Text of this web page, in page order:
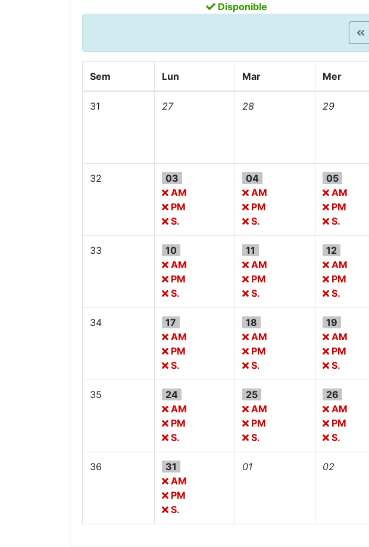
Disponible
Sem Lun Mar Mer
31 27 28 29
32
03
AM
PM
S.
04
AM
PM
S.
05
AM
PM
S.
33
10
AM
PM
S.
11
AM
PM
S.
12
AM
PM
S.
34
17
AM
PM
S.
18
AM
PM
S.
19
AM
PM
S.
35
24
AM
PM
S.
25
AM
PM
S.
26
AM
PM
S.
36
31
AM
PM
S.
01 02